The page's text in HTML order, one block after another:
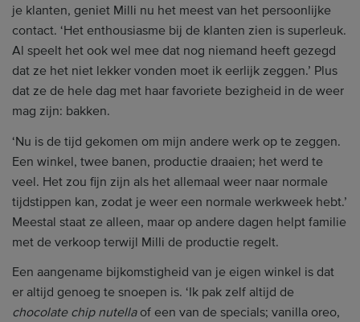
je klanten, geniet Milli nu het meest van het persoonlijke
contact. ‘Het enthousiasme bij de klanten zien is superleuk.
Al speelt het ook wel mee dat nog niemand heeft gezegd
dat ze het niet lekker vonden moet ik eerlijk zeggen.’ Plus
dat ze de hele dag met haar favoriete bezigheid in de weer
mag zijn: bakken.
‘Nu is de tijd gekomen om mijn andere werk op te zeggen.
Een winkel, twee banen, productie draaien; het werd te
veel. Het zou fijn zijn als het allemaal weer naar normale
tijdstippen kan, zodat je weer een normale werkweek hebt.’
Meestal staat ze alleen, maar op andere dagen helpt familie
met de verkoop terwijl Milli de productie regelt.
Een aangename bijkomstigheid van je eigen winkel is dat
er altijd genoeg te snoepen is. ‘Ik pak zelf altijd de
chocolate chip nutellaof een van de specials; vanilla oreo,